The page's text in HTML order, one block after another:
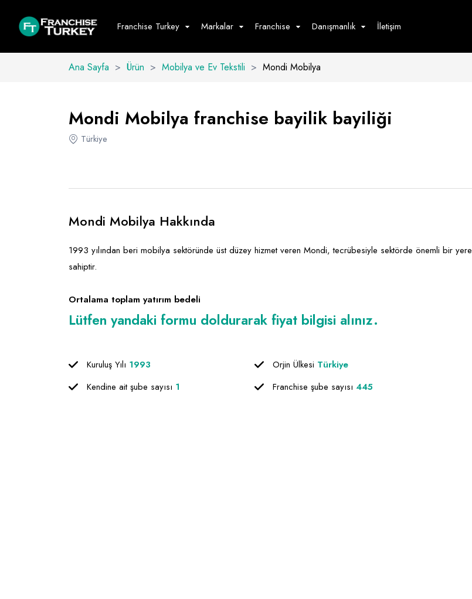
Franchise Turkey Markalar
Hizmet
Hepsini Göster
Franchise Danışmanlık İletişim
Ana Sayfa > Ürün > Mobilya ve Ev Tekstili > Mondi Mobilya
Mondi Mobilya franchise bayilik bayiliği
Türkiye
Mondi Mobilya Hakkında
1993 yılından beri mobilya sektöründe üst düzey hizmet veren Mondi, tecrübesiyle sektörde önemli bir yere
sahiptir.
Ortalama toplam yatırım bedeli
Lütfen yandaki formu doldurarak fiyat bilgisi alınız.
Kuruluş Yılı 1993 Orjin Ülkesi Türkiye
Kendine ait şube sayısı 1 Franchise şube sayısı 445